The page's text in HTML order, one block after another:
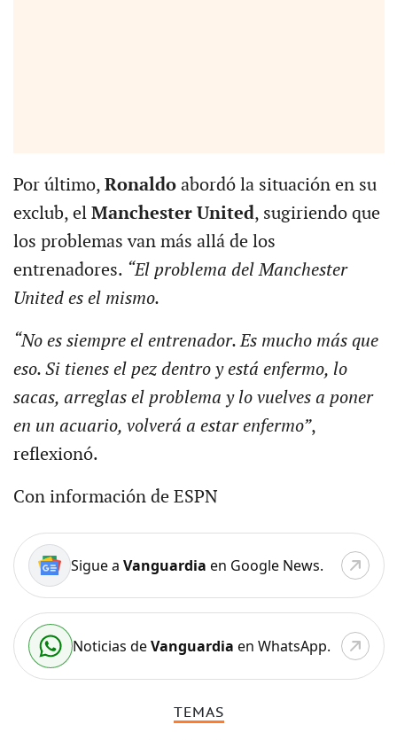
Por último, Ronaldo abordó la situación en su
exclub, el Manchester United, sugiriendo que
los problemas van más allá de los
entrenadores. “El problema del Manchester
United es el mismo.
“No es siempre el entrenador. Es mucho más que
eso. Si tienes el pez dentro y está enfermo, lo
sacas, arreglas el problema y lo vuelves a poner
en un acuario, volverá a estar enfermo”,
reflexionó.
Con información de ESPN
Sigue a Vanguardia en Google News.
Noticias deVanguardia en WhatsApp.
TEMAS